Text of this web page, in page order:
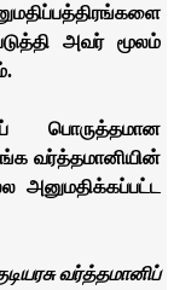
அவர் மூலம்
பொருத்தமான
வர்த்தமானியின்
அனுமதிக்கப்பட்ட
வர்த்தமானிப்